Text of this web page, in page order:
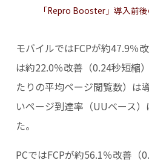
「Repro Booster」導入前
モバイルではFCPが約47.9％
は約22.0％改善（0.24秒短縮
たりの平均ページ閲覧数）は
いページ到達率（UUベース
た。
PCではFCPが約56.1％改善（